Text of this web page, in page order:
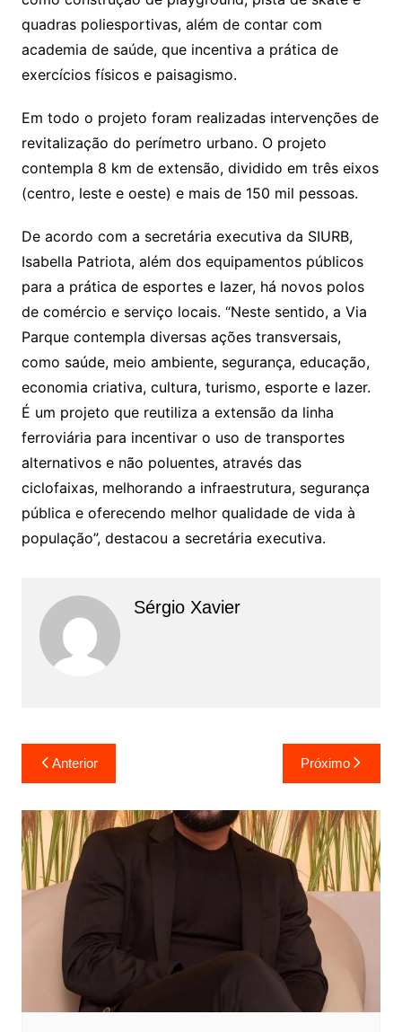
quadras poliesportivas, além de contar com
academia de saúde, que incentiva a prática de
exercícios físicos e paisagismo.
Em todo o projeto foram realizadas intervenções de
revitalização do perímetro urbano. O projeto
contempla 8 km de extensão, dividido em três eixos
(centro, leste e oeste) e mais de 150 mil pessoas.
De acordo com a secretária executiva da SIURB,
Isabella Patriota, além dos equipamentos públicos
para a prática de esportes e lazer, há novos polos
de comércio e serviço locais. “Neste sentido, a Via
Parque contempla diversas ações transversais,
como saúde, meio ambiente, segurança, educação,
economia criativa, cultura, turismo, esporte e lazer.
É um projeto que reutiliza a extensão da linha
ferroviária para incentivar o uso de transportes
alternativos e não poluentes, através das
ciclofaixas, melhorando a infraestrutura, segurança
pública e oferecendo melhor qualidade de vida à
população”, destacou a secretária executiva.
Sérgio Xavier
Anterior Próximo